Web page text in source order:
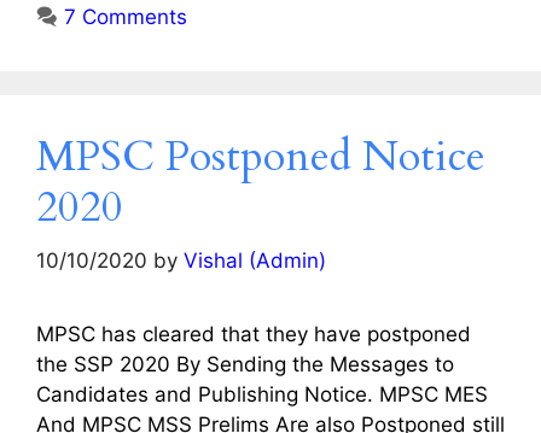
7 Comments
MPSC Postponed Notice
2020
10/10/2020 by Vishal (Admin)
MPSC has cleared that they have postponed
the SSP 2020 By Sending the Messages to
Candidates and Publishing Notice. MPSC MES
And MPSC MSS Prelims Are also Postponed still